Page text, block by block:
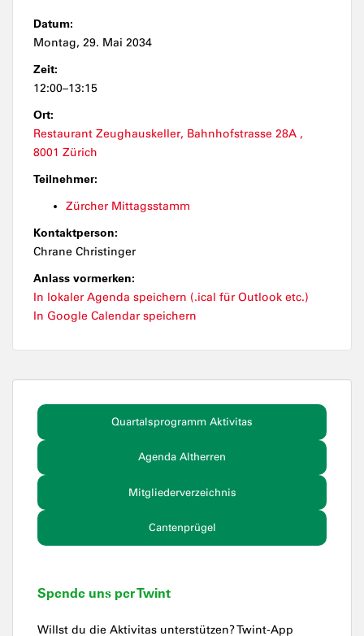
Datum:
Montag, 29. Mai 2034
Zeit:
12:00–13:15
Ort:
Restaurant Zeughauskeller, Bahnhofstrasse 28A ,
8001 Zürich
Teilnehmer:
Zürcher Mittagsstamm
Kontaktperson:
Chrane Christinger
Anlass vormerken:
In lokaler Agenda speichern (.ical für Outlook etc.)
In Google Calendar speichern
Quartalsprogramm Aktivitas
Agenda Altherren
Mitgliederverzeichnis
Cantenprügel
Spende uns per Twint
Willst du die Aktivitas unterstützen? Twint-App